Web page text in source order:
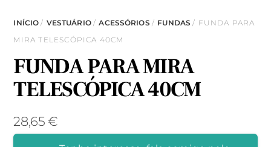
INÍCIO/ VESTUÁRIO/ACESSÓRIOS/ FUNDAS / FUNDA PARA
MIRA TELESCÓPICA 40CM
FUNDA PARA MIRA
TELESCÓPICA 40CM
28,65 €